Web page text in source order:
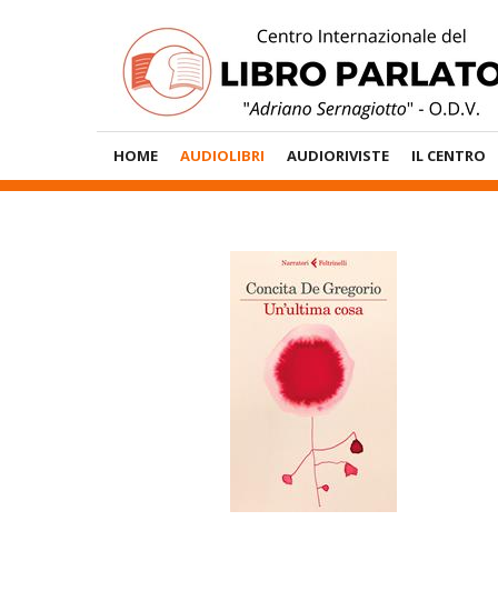
Menù
Principale
HOME AUDIOLIBRI AUDIORIVISTE IL CENTRO